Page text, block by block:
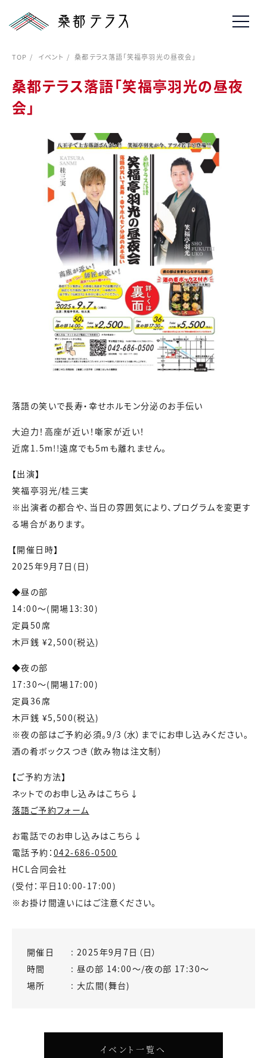
TOP イベント 桑都テラス落語「笑福亭羽光の昼夜会」
桑都テラス落語「笑福亭羽光の昼夜
会」
落語の笑いで長寿・幸せホルモン分泌のお手伝い
大迫力！高座が近い！噺家が近い！
近席1.5m!!遠席でも5mも離れません。
【出演】
笑福亭羽光/桂三実
※出演者の都合や、当日の雰囲気により、プログラムを変更す
る場合があります。
【開催日時】
2025年9月7日(日)
◆昼の部
14:00～(開場13:30)
定員50席
木戸銭 ¥2,500(税込)
◆夜の部
17:30～(開場17:00)
定員36席
木戸銭 ¥5,500(税込)
※夜の部はご予約必須。9/3（水）までにお申し込みください。
酒の肴ボックスつき（飲み物は注文制）
【ご予約方法】
ネットでのお申し込みはこちら↓
落語ご予約フォーム
お電話でのお申し込みはこちら↓
電話予約： 042-686-0500
HCL合同会社
(受付：平日10:00-17:00)
※お掛け間違いにはご注意ください。
開催日
2025年9月7日（日）
時間
昼の部 14:00～/夜の部 17:30～
場所
大広間(舞台)
イベント一覧へ